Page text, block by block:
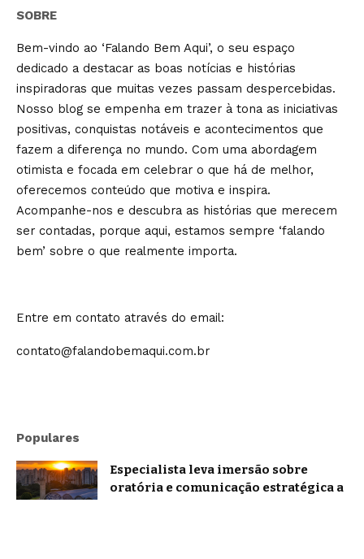
SOBRE
Bem-vindo ao ‘Falando Bem Aqui’, o seu espaço
dedicado a destacar as boas notícias e histórias
inspiradoras que muitas vezes passam despercebidas.
Nosso blog se empenha em trazer à tona as iniciativas
positivas, conquistas notáveis e acontecimentos que
fazem a diferença no mundo. Com uma abordagem
otimista e focada em celebrar o que há de melhor,
oferecemos conteúdo que motiva e inspira.
Acompanhe-nos e descubra as histórias que merecem
ser contadas, porque aqui, estamos sempre ‘falando
bem’ sobre o que realmente importa.
Entre em contato através do email:
contato@falandobemaqui.com.br
Populares
Especialista leva imersão sobre
oratória e comunicação estratégica a